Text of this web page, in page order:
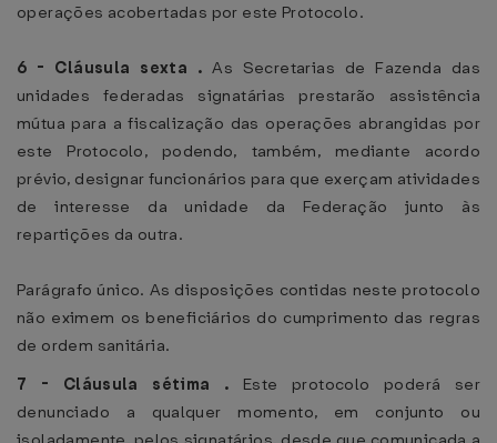
operações acobertadas por este Protocolo.
6 - Cláusula sexta . As Secretarias de Fazenda das
unidades federadas signatárias prestarão assistência
mútua para a fiscalização das operações abrangidas por
este Protocolo, podendo, também, mediante acordo
prévio, designar funcionários para que exerçam atividades
de interesse da unidade da Federação junto às
repartições da outra.
Parágrafo único. As disposições contidas neste protocolo
não eximem os beneficiários do cumprimento das regras
de ordem sanitária.
7 - Cláusula sétima . Este protocolo poderá ser
denunciado a qualquer momento, em conjunto ou